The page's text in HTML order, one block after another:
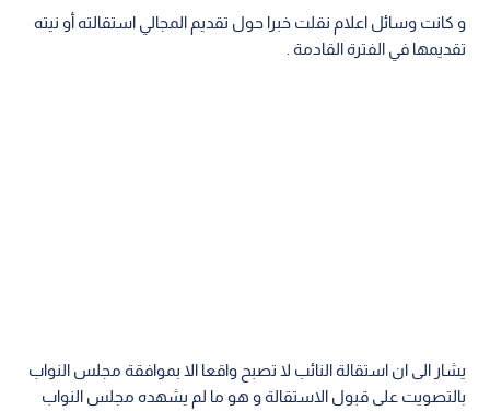
و كانت وسائل اعلام نقلت خبرا حول تقديم المجالي استقالته أو نيته
تقديمها في الفترة القادمة .
يشار الى ان استقالة النائب لا تصبح واقعا الا بموافقة مجلس النواب
بالتصويت على قبول الاستقالة و هو ما لم يشهده مجلس النواب